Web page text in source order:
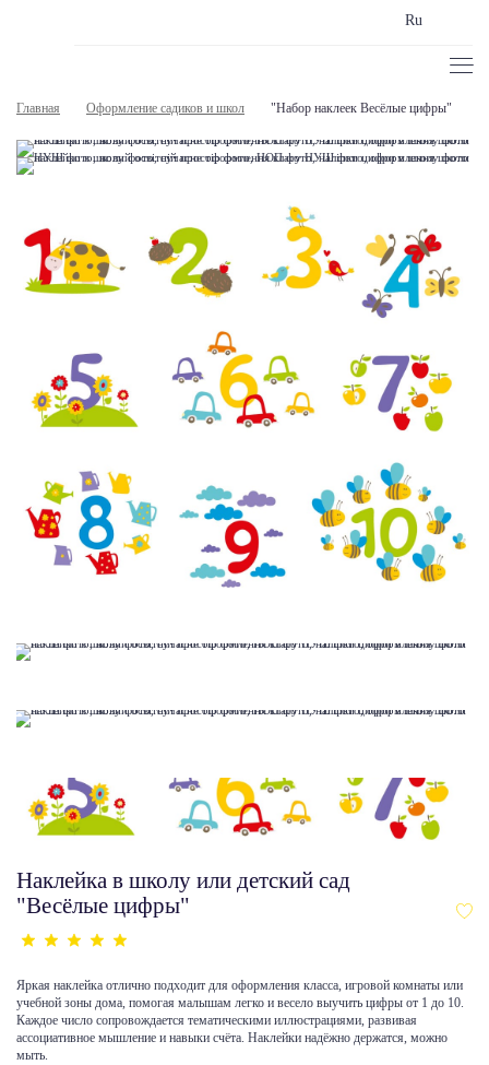
Ru
Главная Оформление садиков и школ "Набор наклеек Весёлые цифры"
Наклейка в школу или детский сад
"Весёлые цифры"
Яркая наклейка отлично подходит для оформления класса, игровой комнаты или
учебной зоны дома, помогая малышам легко и весело выучить цифры от 1 до 10.
Каждое число сопровождается тематическими иллюстрациями, развивая
ассоциативное мышление и навыки счёта. Наклейки надёжно держатся, можно
мыть.